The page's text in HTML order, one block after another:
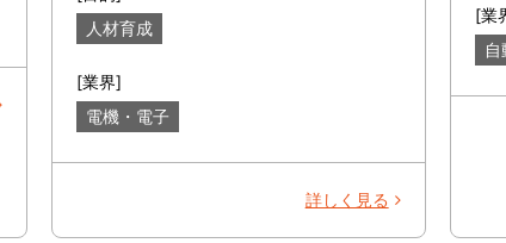
人材育成
[業界]
電機・電子
詳しく見る
[業
自